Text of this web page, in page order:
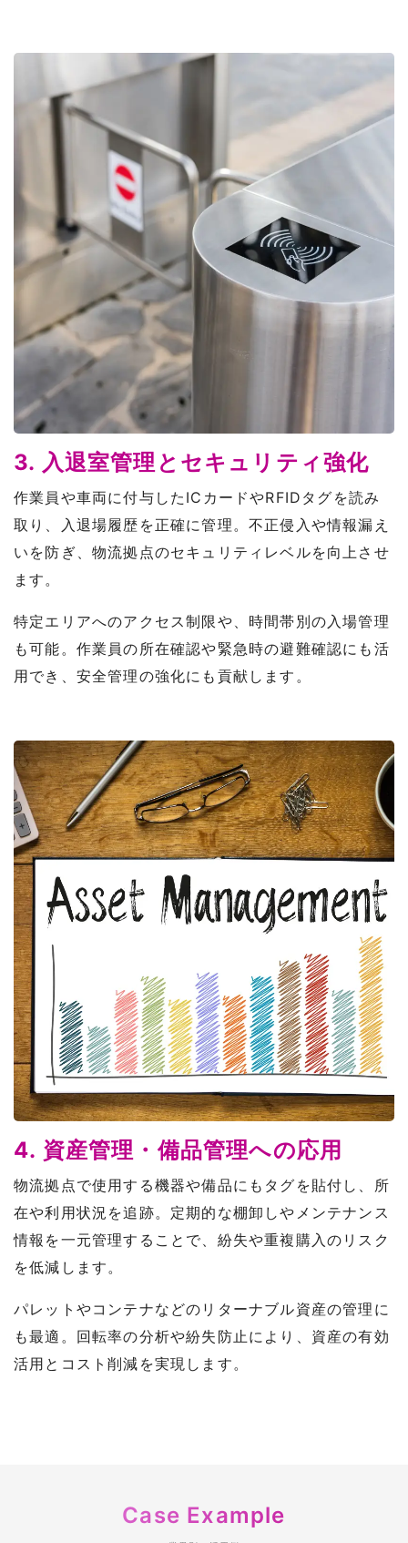
3. 入退室管理とセキュリティ強化
作業員や車両に付与したICカードやRFIDタグを読み
取り、入退場履歴を正確に管理。不正侵入や情報漏え
いを防ぎ、物流拠点のセキュリティレベルを向上させ
ます。
特定エリアへのアクセス制限や、時間帯別の入場管理
も可能。作業員の所在確認や緊急時の避難確認にも活
用でき、安全管理の強化にも貢献します。
4. 資産管理・備品管理への応用
物流拠点で使用する機器や備品にもタグを貼付し、所
在や利用状況を追跡。定期的な棚卸しやメンテナンス
情報を一元管理することで、紛失や重複購入のリスク
を低減します。
パレットやコンテナなどのリターナブル資産の管理に
も最適。回転率の分析や紛失防止により、資産の有効
活用とコスト削減を実現します。
Case Example